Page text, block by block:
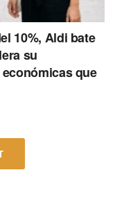
10%, Aldi bate
su
que